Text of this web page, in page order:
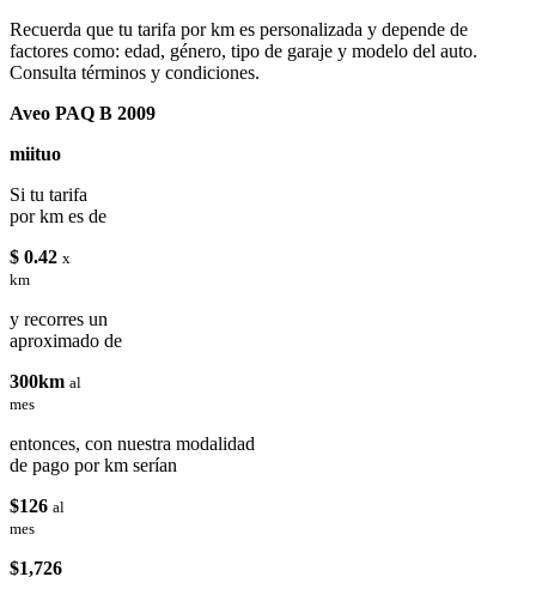
Recuerda que tu tarifa por km es personalizada y depende de
factores como: edad, género, tipo de garaje y modelo del auto.
Consulta términos y condiciones.
Aveo PAQ B 2009
miituo
Si tu tarifa
por km es de
$ 0.42 x
km
y recorres un
aproximado de
300km al
mes
entonces, con nuestra modalidad
de pago por km serían
$126 al
mes
$1,726